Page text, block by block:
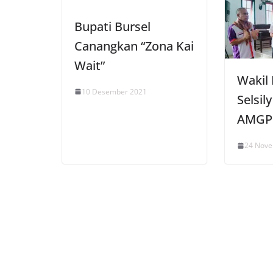
Bupati Bursel
Canangkan “Zona Kai
Wait”
10 Desember 2021
Wakil
24